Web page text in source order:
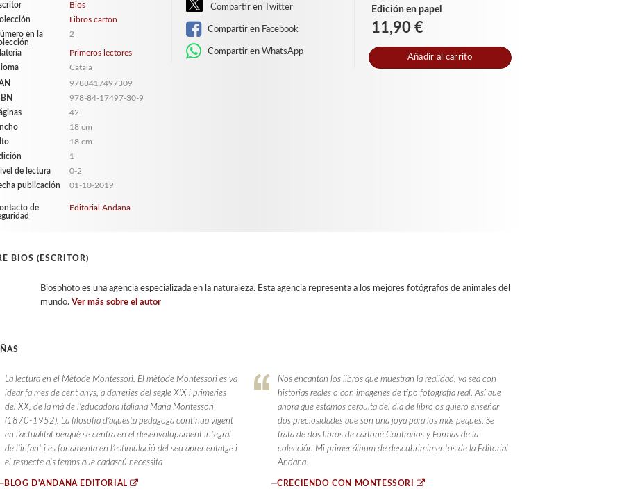
Bios
Libros cartón
en la
2
Primeros lectores
Català
9788417497309
978-84-17497-30-9
42
18 cm
18 cm
1
de lectura
0-2
publicación
01-10-2019
de
Editorial Andana
Compartir en Twitter
Compartir en Facebook
Compartir en WhatsApp
Edición en papel
11,90 €
Añadir al carrito
BIOS (ESCRITOR)
Biosphoto es una agencia especializada en la naturaleza. Esta agencia representa a los mejores fotógrafos de animales del
mundo.Ver más sobre el autor
La lectura en el Mètode Montessori. El mètode Montessori es va
idear fa més de cent anys, a darreries del segle XIX i primeries
del XX, de la mà de l’educadora italiana Maria Montessori
(1870-1952). La filosofia d’aquesta pedagoga continua vigent
en l’actualitat perquè se centra en el desenvolupament integral
de l’infant i es fonamenta en l’estimulació del seu aprenentatge i
el respecte als temps que cadascú necessita
BLOG D'ANDANA EDITORIAL
Nos encantan los libros que muestran la realidad, ya sea con
historias reales o con imágenes de tipo fotografía real. Así que
ahora que estamos cerquita del día de libro os quiero enseñar
dos preciosidades que son una joya para los más peques. Se
trata de dos libros de cartoné Contrarios y Formas de la
colección Mi primer álbum de descubrimimentos de la Editorial
Andana.
—CRECIENDO CON MONTESSORI